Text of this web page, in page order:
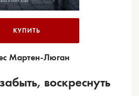
КУПИТЬ
Мартен-Люган
воскреснуть